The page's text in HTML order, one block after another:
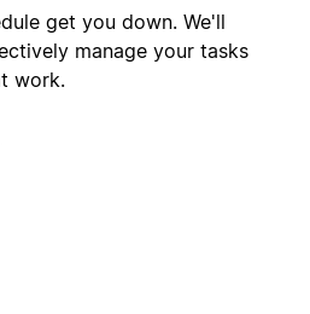
get you down. We'll
manage your tasks
work.